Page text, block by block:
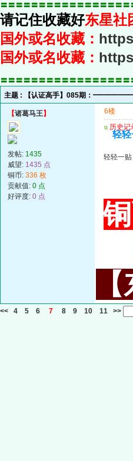
〓〓〓〓〓〓〓〓〓〓〓〓〓〓〓〓
请记住收藏好东星社
国外或名收藏：
国外或名收藏：
〓〓〓〓〓〓〓〓〓〓〓〓〓〓〓〓
主题 : 【认证高手】085期：
【诸葛马王】
发帖: 1435
威望: 1435 点
铜币: 336 枚
贡献值: 0 点
好评度: 0 点
6楼
u 历史记
轻
轻轻一
<< 4 5 6 7 8 9 10 11 >>